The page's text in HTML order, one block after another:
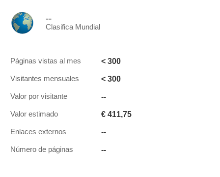
--
Clasifica Mundial
Páginas vistas al mes < 300
Visitantes mensuales < 300
Valor por visitante --
Valor estimado € 411,75
Enlaces externos --
Número de páginas --